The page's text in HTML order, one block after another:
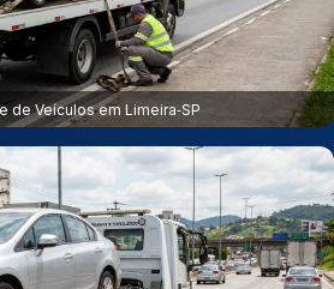
de Veículos em Limeira‑SP